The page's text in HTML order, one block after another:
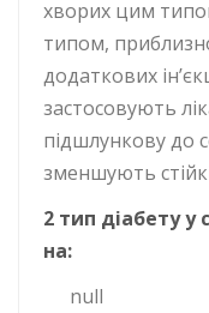
хворих цим
типом,
додаткових
застосовують
підшлункову до
зменшують
2 тип діабету у
на:
null